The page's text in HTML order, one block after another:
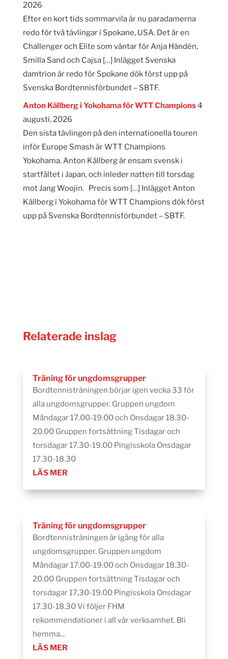
2026
Efter en kort tids sommarvila är nu paradamerna
redo för två tävlingar i Spokane, USA. Det är en
Challenger och Elite som väntar för Anja Händén,
Smilla Sand och Cajsa […] Inlägget Svenska
damtrion är redo för Spokane dök först upp på
Svenska Bordtennisförbundet – SBTF.
Anton Källberg i Yokohama för WTT Champions4
augusti, 2026
Den sista tävlingen på den internationella touren
inför Europe Smash är WTT Champions
Yokohama. Anton Källberg är ensam svensk i
startfältet i Japan, och inleder natten till torsdag
mot Jang Woojin. Precis som […] Inlägget Anton
Källberg i Yokohama för WTT Champions dök först
upp på Svenska Bordtennisförbundet – SBTF.
Relaterade inslag
Träning för ungdomsgrupper
Bordtennisträningen börjar igen vecka 33 för
alla ungdomsgrupper. Gruppen ungdom
Måndagar 17.00-19.00 och Onsdagar 18.30-
20.00 Gruppen fortsättning Tisdagar och
torsdagar 17.30-19.00 Pingisskola Onsdagar
17.30-18.30
LÄS MER
Träning för ungdomsgrupper
Bordtennisträningen är igång för alla
ungdomsgrupper. Gruppen ungdom
Måndagar 17.00-19.00 och Onsdagar 18.30-
20.00 Gruppen fortsättning Tisdagar och
torsdagar 17,30-19.00 Pingisskola Onsdagar
17.30-18.30 Vi följer FHM
rekommendationer i all vår verksamhet. Bli
hemma...
LÄS MER